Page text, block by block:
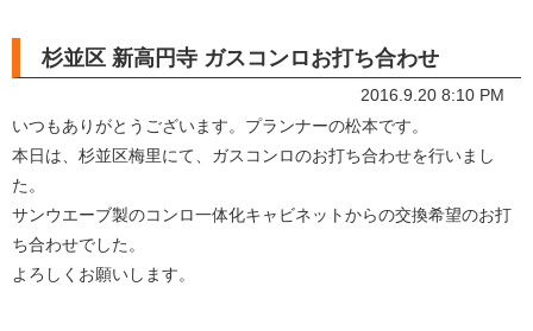
杉並区 新高円寺 ガスコンロお打ち合わせ
2016.9.20 8:10 PM
いつもありがとうございます。プランナーの松本です。
本日は、杉並区梅里にて、ガスコンロのお打ち合わせを行いまし
た。
サンウエーブ製のコンロ一体化キャビネットからの交換希望のお打
ち合わせでした。
よろしくお願いします。